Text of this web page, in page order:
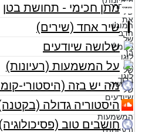
מתן חכימי - תחושת בטן
שיר אחד (שירים)
שלושה שיודעים
על המשמעות (רעיונות)
מה יש בזה (היסטורי-קומי)
היסטוריה גדולה (בקטנה)
חושבים טוב (פסיכולוגיה)